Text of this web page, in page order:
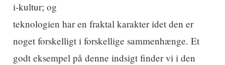
i-kultur; og
teknologien har en fraktal karakter idet den er
noget forskelligt i forskellige sammenhænge. Et
godt eksempel på denne indsigt finder vi i den